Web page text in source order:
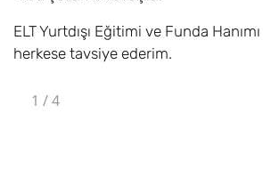
ELT Yurtdışı Eğitimi ve Funda
herkese tavsiye ederim.
1 /4